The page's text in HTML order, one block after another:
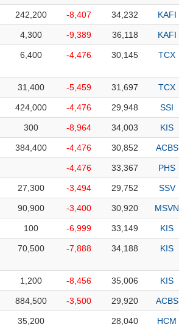
242,200 -8,407 34,232 KAFI
4,300 -9,389 36,118 KAFI
6,400 -4,476 30,145 TCX
31,400 -5,459 31,697 TCX
424,000 -4,476 29,948 SSI
300 -8,964 34,003 KIS
384,400 -4,476 30,852 ACBS
-4,476 33,367 PHS
27,300 -3,494 29,752 SSV
90,900 -3,400 30,920 MSVN
100 -6,999 33,149 KIS
70,500 -7,888 34,188 KIS
1,200 -8,456 35,006 KIS
884,500 -3,500 29,920 ACBS
35,200 28,040 HCM
Chứng quyền Hợp đồng tương lai